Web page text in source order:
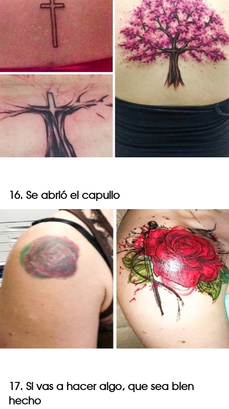
16. Se abrió el capullo
17. Si vas a hacer algo, que sea bien
hecho